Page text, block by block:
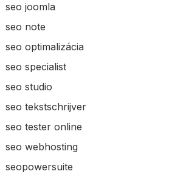
seo joomla
seo note
seo optimalizácia
seo specialist
seo studio
seo tekstschrijver
seo tester online
seo webhosting
seopowersuite